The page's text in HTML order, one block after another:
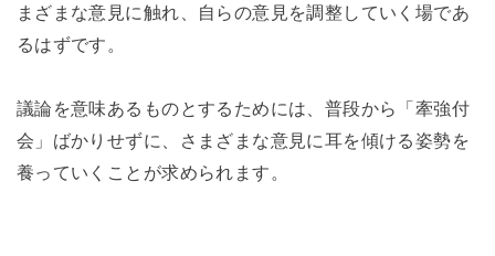
まざまな意見に触れ、自らの意見を調整していく場であ
るはずです。
議論を意味あるものとするためには、普段から「牽強付
会」ばかりせずに、さまざまな意見に耳を傾ける姿勢を
養っていくことが求められます。